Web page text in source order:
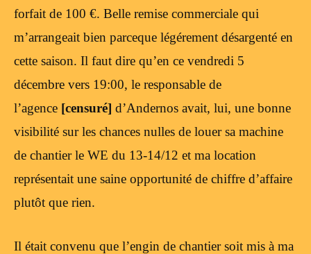
forfait de 100 €. Belle remise commerciale qui
m’arrangeait bien parceque légérement désargenté en
cette saison. Il faut dire qu’en ce vendredi 5
décembre vers 19:00, le responsable de
l’agence [censuré] d’Andernos avait, lui, une bonne
visibilité sur les chances nulles de louer sa machine
de chantier le WE du 13-14/12 et ma location
représentait une saine opportunité de chiffre d’affaire
plutôt que rien.
Il était convenu que l’engin de chantier soit mis à ma